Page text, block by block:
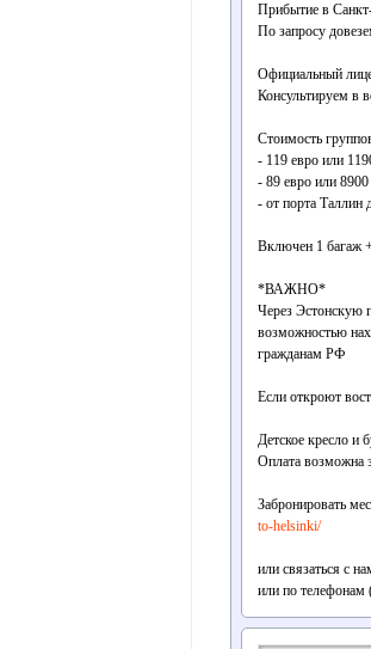
Прибытие в
По запросу
Официальный
Консультируем в
Стоимость
- 119 евро или
- 89 евро или 8900
- от порта Таллин
Включен 1 багаж
*ВАЖНО*
Через Эстонскую
возможностью
гражданам РФ
Если откроют
Детское кресло и
Оплата возможна
Забронировать
to-helsinki/
или связаться с
или по телефонам